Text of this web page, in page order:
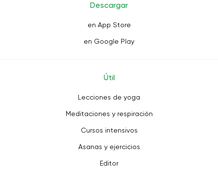
Descargar
en App Store
en Google Play
Útil
Lecciones de yoga
Meditaciones y respiración
Cursos intensivos
Asanas y ejercicios
Editor